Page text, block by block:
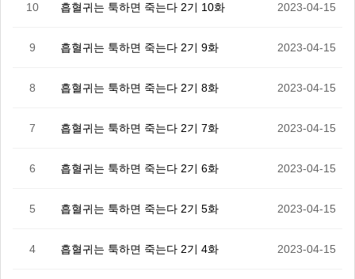
10 흡혈귀는 툭하면 죽는다 2기 10화 2023-04-15
9 흡혈귀는 툭하면 죽는다 2기 9화 2023-04-15
8 흡혈귀는 툭하면 죽는다 2기 8화 2023-04-15
7 흡혈귀는 툭하면 죽는다 2기 7화 2023-04-15
6 흡혈귀는 툭하면 죽는다 2기 6화 2023-04-15
5 흡혈귀는 툭하면 죽는다 2기 5화 2023-04-15
4 흡혈귀는 툭하면 죽는다 2기 4화 2023-04-15